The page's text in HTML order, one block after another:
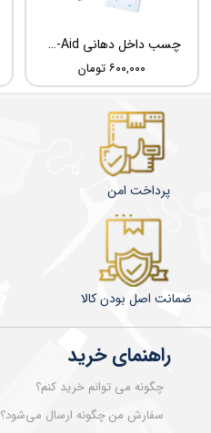
چسب داخل دهانی TBM Ora-Aid
۶۰۰,۰۰۰ تومان
راهنمای خرید
چگونه می توانم خرید کنم؟
سفارش من چگونه ارسال می‌شود؟
ضمانت اصل بودن کالا
پرداخت امن